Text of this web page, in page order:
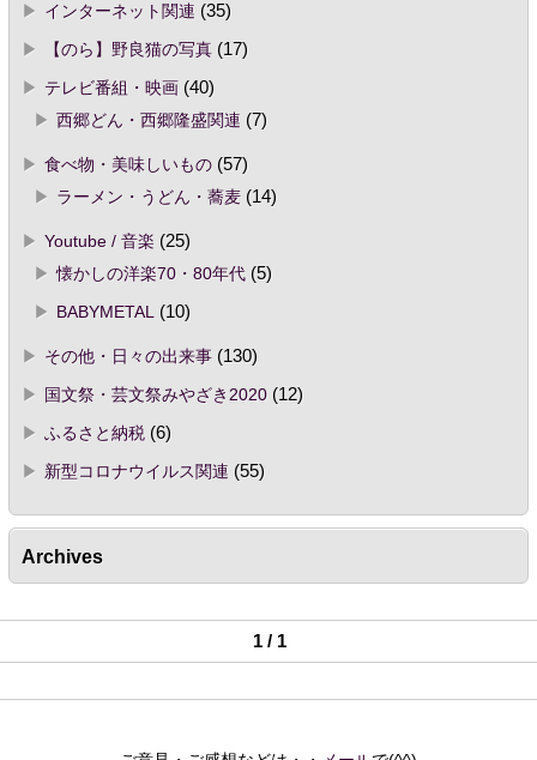
インターネット関連 (35)
【のら】野良猫の写真(17)
テレビ番組・映画(40)
西郷どん・西郷隆盛関連 (7)
食べ物・美味しいもの(57)
ラーメン・うどん・蕎麦(14)
Youtube / 音楽 (25)
懐かしの洋楽70・80年代(5)
BABYMETAL(10)
その他・日々の出来事(130)
国文祭・芸文祭みやざき2020(12)
ふるさと納税(6)
新型コロナウイルス関連 (55)
Archives
1 / 1